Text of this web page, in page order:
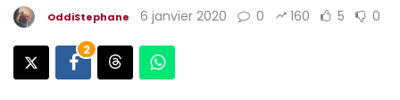
OddiStephane 6 janvier 2020 0 160 5 0
2